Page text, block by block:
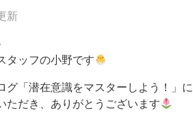
新
タッフの小野です
グ「潜在意識をマスターしよう！」に
ただき、ありがとうございます